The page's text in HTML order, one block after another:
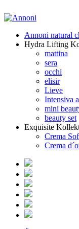
Annoni natural
Hydra Lifting
mattina
sera
occhi
elisir
Lieve
Intensiva
mini
beauty set
Exquisite
Crema
Crema